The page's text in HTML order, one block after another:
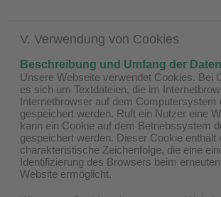
V. Verwendung von Cookies
Beschreibung und Umfang der
Unsere Webseite verwendet Cookies. Bei
es sich um Textdateien, die im
Internetbrowser auf dem Computersystem
gespeichert werden. Ruft ein Nutzer eine
kann ein Cookie auf dem Betriebssystem
gespeichert werden. Dieser Cookie enthält
charakteristische Zeichenfolge, die eine
Identifizierung des Browsers beim
Website ermöglicht.